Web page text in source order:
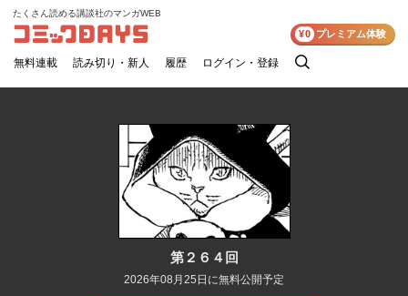
コミックDAYS
たくさん読める講談社のマンガWEB
無料連載 読み切り・新人 履歴 ログイン・登録
検
¥0 プレミアム体験
第２６４回
2026年08月25日に無料公開予定